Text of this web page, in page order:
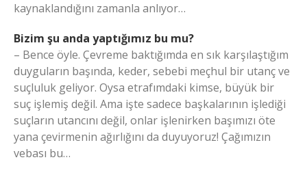
kaynaklandığını zamanla anlıyor…
Bizim şu anda yaptığımız bu mu?
– Bence öyle. Çevreme baktığımda en sık karşılaştığım
duyguların başında, keder, sebebi meçhul bir utanç ve
suçluluk geliyor. Oysa etrafımdaki kimse, büyük bir
suç işlemiş değil. Ama işte sadece başkalarının işlediği
suçların utancını değil, onlar işlenirken başımızı öte
yana çevirmenin ağırlığını da duyuyoruz! Çağımızın
vebası bu…